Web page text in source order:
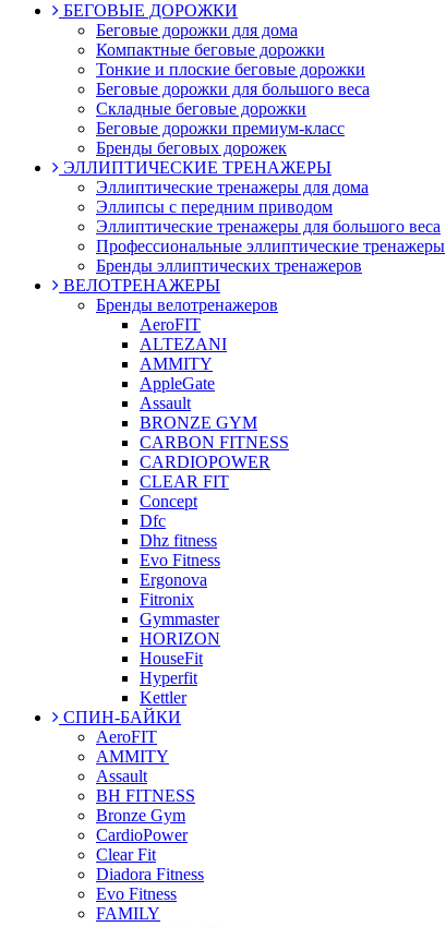
БЕГОВЫЕ ДОРОЖКИ
Беговые дорожки для дома
Компактные беговые дорожки
Тонкие и плоские беговые дорожки
Беговые дорожки для большого веса
Складные беговые дорожки
Беговые дорожки премиум-класс
Бренды беговых дорожек
ЭЛЛИПТИЧЕСКИЕ ТРЕНАЖЕРЫ
Эллиптические тренажеры для дома
Эллипсы с передним приводом
Эллиптические тренажеры для большого веса
Профессиональные эллиптические тренажеры
Бренды эллиптических тренажеров
ВЕЛОТРЕНАЖЕРЫ
Бренды велотренажеров
AeroFIT
ALTEZANI
AMMITY
AppleGate
Assault
BRONZE GYM
CARBON FITNESS
CARDIOPOWER
CLEAR FIT
Concept
Dfc
Dhz fitness
Evo Fitness
Ergonova
Fitronix
Gymmaster
HORIZON
HouseFit
Hyperfit
Kettler
СПИН-БАЙКИ
AeroFIT
AMMITY
Assault
BH FITNESS
Bronze Gym
CardioPower
Clear Fit
Diadora Fitness
Evo Fitness
FAMILY